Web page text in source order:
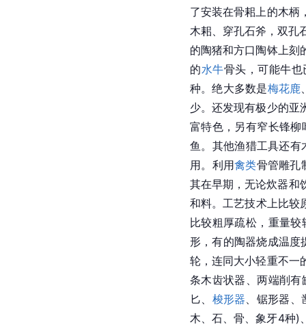
了安装在骨耜上的木柄
木耜 、穿孔石斧，双
的陶猪和方口陶钵上刻
的水牛骨头，可能牛
种。绝大多数是梅花鹿
少。还发现有极少的亚
富特色，另有窄长锋
鱼。其他渔猎工具还
用。利用禽类骨管雕孔
其在早期，无论炊器和
和料。工艺技术上比
比较粗厚疏松，重量较
形，有的陶器烧成温
轮，连同大小轻重不一
条木齿状器、两端削有
匕、 梭形器 、锯形器
木、石、骨、象牙4种)